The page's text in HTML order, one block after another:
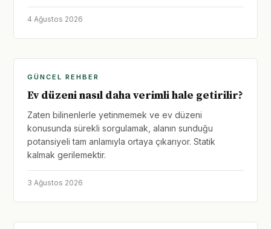
4 Ağustos 2026
GÜNCEL REHBER
Ev düzeni nasıl daha verimli hale getirilir?
Zaten bilinenlerle yetinmemek ve ev düzeni
konusunda sürekli sorgulamak, alanın sunduğu
potansiyeli tam anlamıyla ortaya çıkarıyor. Statik
kalmak gerilemektir.
3 Ağustos 2026